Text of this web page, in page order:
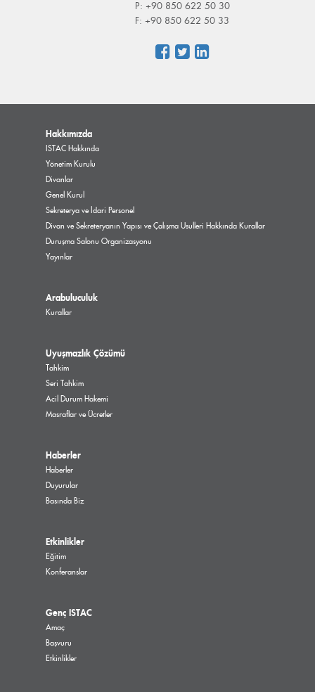
P: +90 850 622 50 30
F: +90 850 622 50 33
Hakkımızda
ISTAC Hakkında
Yönetim Kurulu
Divanlar
Genel Kurul
Sekreterya ve İdari Personel
Divan ve Sekreteryanın Yapısı ve Çalışma Usulleri Hakkında Kurallar
Duruşma Salonu Organizasyonu
Yayınlar
Arabuluculuk
Kurallar
Uyuşmazlık Çözümü
Tahkim
Seri Tahkim
Acil Durum Hakemi
Masraflar ve Ücretler
Haberler
Haberler
Duyurular
Basında Biz
Etkinlikler
Eğitim
Konferanslar
Genç ISTAC
Amaç
Başvuru
Etkinlikler